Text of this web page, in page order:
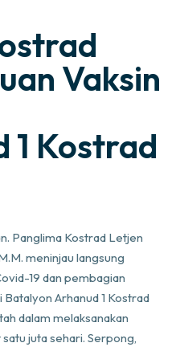
Vaksin
1 Kostrad
Panglima Kostrad Letjen
meninjau langsung
19 dan pembagian
Arhanud 1 Kostrad
dalam melaksanakan
juta sehari. Serpong,